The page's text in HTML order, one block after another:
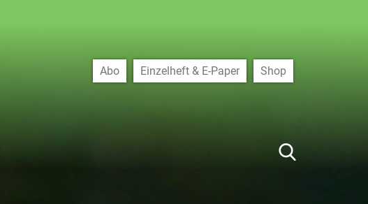
Abo Einzelheft & E-Paper Shop